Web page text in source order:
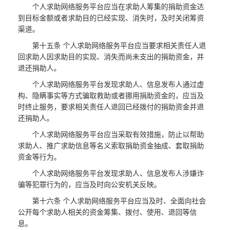
个人求助网络服务平台应当在求助人筹集的捐助资金达
到目标金额或者求助目的已经实现、消失时，及时关闭筹资
渠道。
第十五条 个人求助网络服务平台应当要求相关责任人退
回求助人因求助目的实现、消失而尚未支出的捐助资金，并
退还捐助人。
个人求助网络服务平台发现求助人、信息发布人通过虚
构、隐瞒事实等方式骗取救助或者挪用捐助资金的，应当及
时终止服务，要求相关责任人退回已经拨付的捐助资金并退
还捐助人。
个人求助网络服务平台应当采取有效措施，防止以帮助
求助人、推广求助信息等名义索取捐助资金抽成、套取捐助
资金等行为。
个人求助网络服务平台发现求助人、信息发布人涉嫌诈
骗等犯罪行为的，应当及时向公安机关反映。
第十六条 个人求助网络服务平台应当及时、全面向社会
公开每个求助人相关的资金筹集、拨付、使用、退回等信
息。